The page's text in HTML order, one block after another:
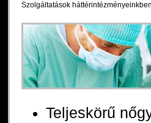
Szolgáltatások
Teljeskörű